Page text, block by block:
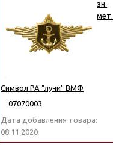
зн.
мет.
Символ РА "лучи" ВМФ
07070003
Дата добавления товара:
08.11.2020